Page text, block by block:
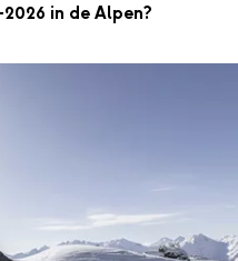
in de Alpen?